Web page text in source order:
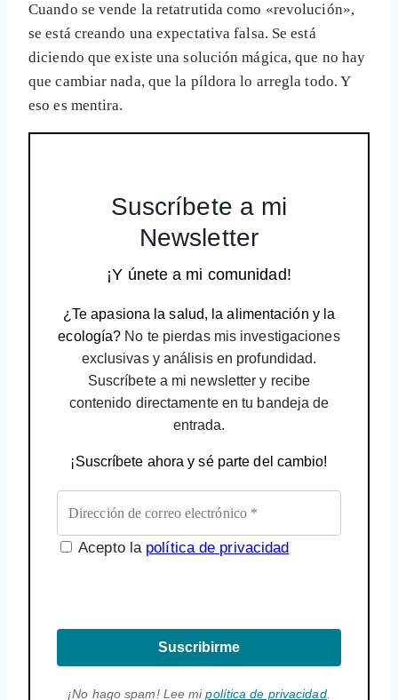
Cuando se vende la retatrutida como «revolución»,
se está creando una expectativa falsa. Se está
diciendo que existe una solución mágica, que no hay
que cambiar nada, que la píldora lo arregla todo. Y
eso es mentira.
Suscríbete a mi
Newsletter
¡Y únete a mi comunidad!
¿Te apasiona la salud, la alimentación y la
ecología? No te pierdas mis investigaciones
exclusivas y análisis en profundidad.
Suscríbete a mi newsletter y recibe
contenido directamente en tu bandeja de
entrada.
¡Suscríbete ahora y sé parte del cambio!
Acepto la política de privacidad
Suscribirme
¡No hago spam! Lee mipolítica de privacidad.